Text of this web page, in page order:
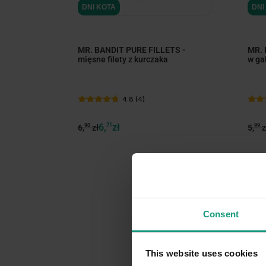
Consent
This website uses cookies
DNI KOTA
MR. BANDIT PURE FILLETS -
mięsne filety z kurczaka
4.8 (4)
6,90zł6,21 zł
DNI
MR.
w
5,99